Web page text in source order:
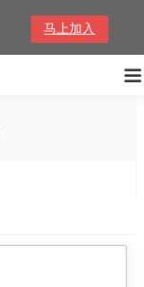
马上加入
